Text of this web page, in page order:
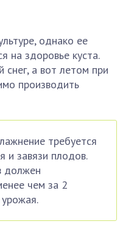
однако ее
на здоровье куста.
снег, а вот летом при
производить
требуется
и завязи плодов.
должен
чем за 2